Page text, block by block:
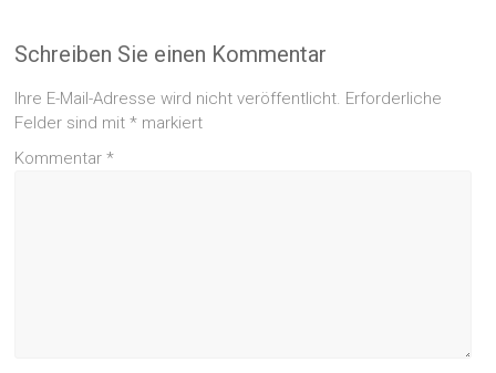
Schreiben Sie einen Kommentar
Ihre E-Mail-Adresse wird nicht veröffentlicht. Erforderliche
Felder sind mit* markiert
Kommentar*